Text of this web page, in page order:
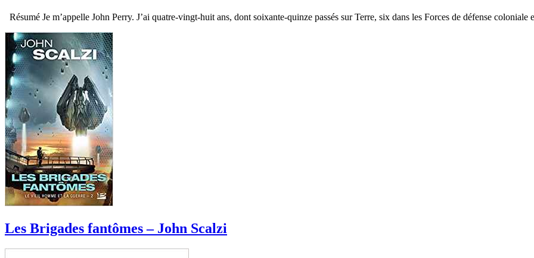
Résumé Je m’appelle John Perry. J’ai quatre-vingt-huit ans, dont soixante-quinze passés sur Terre, six dans les Forces de défense
Les Brigades fantômes – John Scalzi